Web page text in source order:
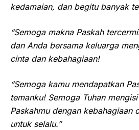
kedamaian, dan begitu banyak
“Semoga makna Paskah
dan Anda bersama keluarga
cinta dan kebahagiaan!
“Semoga kamu mendapatkan
temanku! Semoga Tuhan
Paskahmu dengan kebahagiaan
untuk selalu.”